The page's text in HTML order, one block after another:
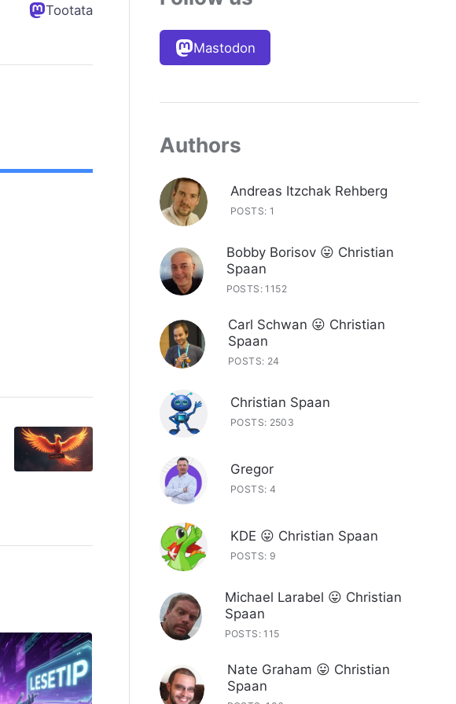
Tootata
Mastodon
Authors
Andreas Itzchak Rehberg
POSTS: 1
Bobby Borisov 😛 Christian
Spaan
POSTS: 1152
Carl Schwan 😛 Christian
Spaan
POSTS: 24
Christian Spaan
POSTS: 2503
Gregor
POSTS: 4
KDE 😛 Christian Spaan
POSTS: 9
Michael Larabel 😛 Christian
Spaan
POSTS: 115
Nate Graham 😛 Christian
Spaan